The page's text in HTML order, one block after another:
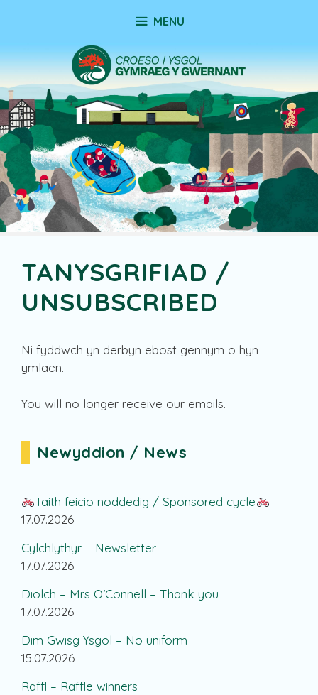
MENU
TANYSGRIFIAD /
UNSUBSCRIBED
Ni fyddwch yn derbyn ebost gennym o hyn
ymlaen.
You will no longer receive our emails.
Newyddion / News
Taith feicio noddedig / Sponsored cycle
17.07.2026
Cylchlythyr – Newsletter
17.07.2026
Diolch – Mrs O’Connell – Thank you
17.07.2026
Dim Gwisg Ysgol – No uniform
15.07.2026
Raffl – Raffle winners